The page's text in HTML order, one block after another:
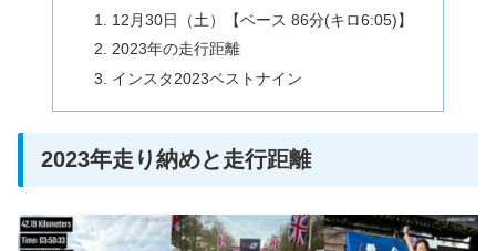
12月30日（土）【ベース 86分(キロ6:05)】
2023年の走行距離
インスタ2023ベストナイン
2023年走り納めと走行距離